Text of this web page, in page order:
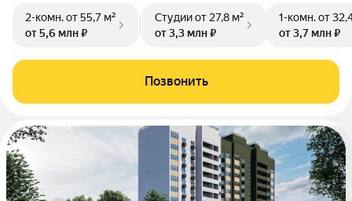
2-комн.от 55,7 м²
от 5,6 млн ₽
Студииот 27,8 м²
от 3,3 млн ₽
1-комн.от
от 3,7 млн ₽
Позвонить